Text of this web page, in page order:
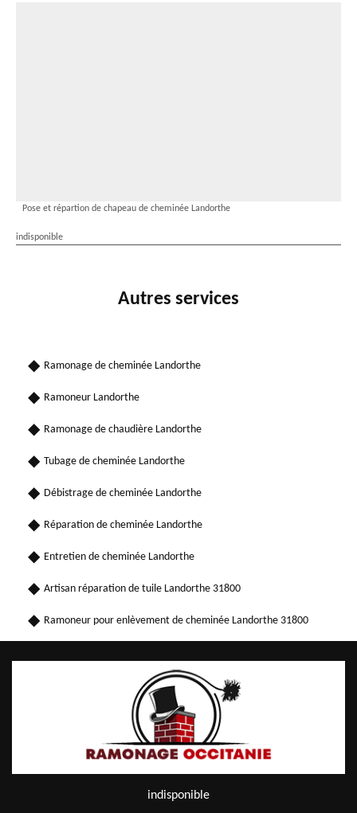
Pose et répartion de chapeau de cheminée Landorthe
indisponible
Autres services
Ramonage de cheminée Landorthe
Ramoneur Landorthe
Ramonage de chaudière Landorthe
Tubage de cheminée Landorthe
Débistrage de cheminée Landorthe
Réparation de cheminée Landorthe
Entretien de cheminée Landorthe
Artisan réparation de tuile Landorthe 31800
Ramoneur pour enlèvement de cheminée Landorthe 31800
indisponible